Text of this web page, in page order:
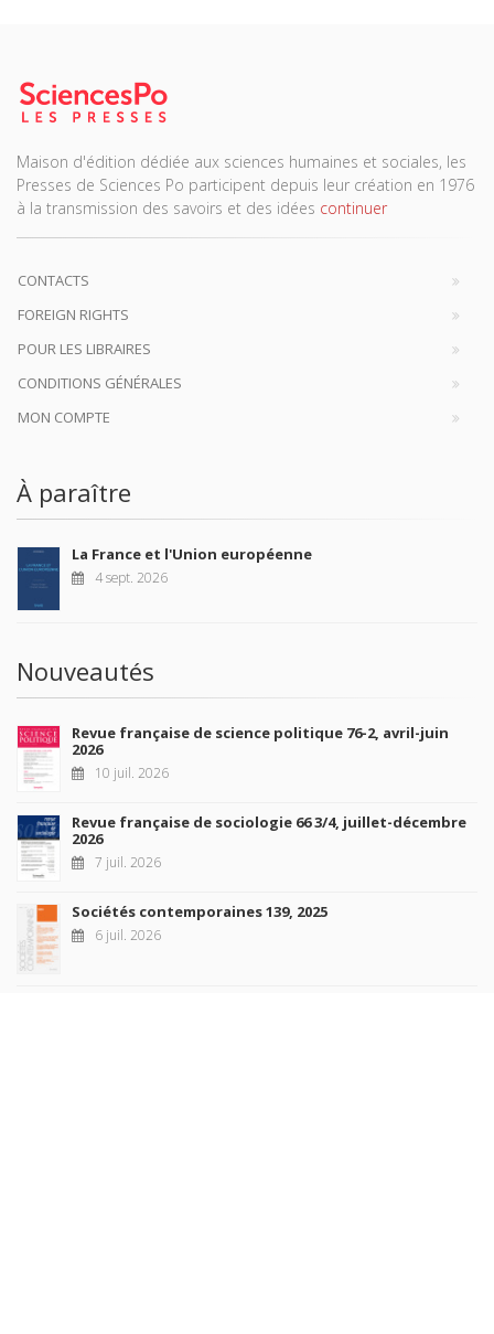
Maison d'édition dédiée aux sciences humaines et sociales, les
Presses de Sciences Po participent depuis leur création en 1976
à la transmission des savoirs et des idées continuer
CONTACTS
FOREIGN RIGHTS
POUR LES LIBRAIRES
CONDITIONS GÉNÉRALES
MON COMPTE
À paraître
La France et l'Union européenne
4 sept. 2026
Nouveautés
Revue française de science politique 76-2, avril-juin
2026
10 juil. 2026
Revue française de sociologie 66 3/4, juillet-décembre
2026
7 juil. 2026
Sociétés contemporaines 139, 2025
6 juil. 2026